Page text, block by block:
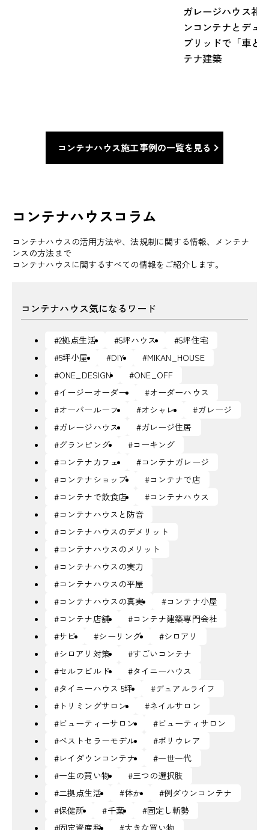
ガレージハウス礼
ンコンテナとデュ
ブリッドで「車と
テナ建築
コンテナハウス施工事例の一覧を見る
コンテナハウスコラム
コンテナハウスの活用方法や、法規制に関する情報、メンテナ
ンスの方法まで
コンテナハウスに関するすべての情報をご紹介します。
コンテナハウス気になるワード
#2拠点生活 #5坪ハウス
#5坪住宅
#5坪小屋
#DIY
#MIKAN_HOUSE
#ONE_DESIGN
#ONE_OFF
#イージーオーダー
#オーダーハウス
#オーバールーフ
#オシャレ
#ガレージ
#ガレージハウス
#ガレージ住居
#グランピング
#コーキング
#コンテナカフェ
#コンテナガレージ
#コンテナショップ
#コンテナで店
#コンテナで飲食店
#コンテナハウス
#コンテナハウスと防音
#コンテナハウスのデメリット
#コンテナハウスのメリット
#コンテナハウスの実力
#コンテナハウスの平屋
#コンテナハウスの真実
#コンテナ小屋
#コンテナ店舗
#コンテナ建築専門会社
#サビ
#シーリング
#シロアリ
#シロアリ対策
#すごいコンテナ
#セルフビルド
#タイニーハウス
#タイニーハウス 5坪
#デュアルライフ
#トリミングサロン
#ネイルサロン
#ビューティーサロン
#ビューティサロン
#ベストセラーモデル
#ポリウレア
#レイダウンコンテナ
#一世一代
#一生の買い物
#三つの選択肢
#二拠点生活
#体か
#例ダウンコンテナ
#保健所
#千葉
#固定し斬勢
#固定資産税
#大きな買い物